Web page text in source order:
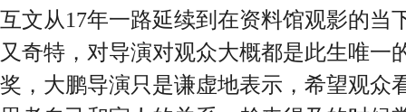
互文从17年一路延续到在资料馆观影的当
又奇特，对导演对观众大概都是此生唯一
奖，大鹏导演只是谦虚地表示，希望观众